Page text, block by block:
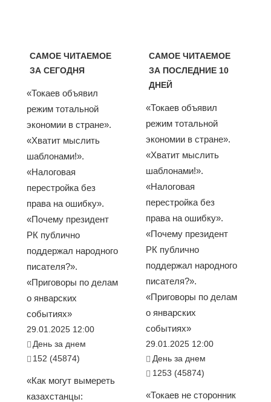
САМОЕ ЧИТАЕМОЕ
ЗА СЕГОДНЯ
«Токаев объявил
режим тотальной
экономии в стране».
«Хватит мыслить
шаблонами!».
«Налоговая
перестройка без
права на ошибку».
«Почему президент
РК публично
поддержал народного
писателя?».
«Приговоры по делам
о январских
событиях»
29.01.2025 12:00
День за днем
152 (45874)
«Как могут вымереть
казахстанцы:
САМОЕ ЧИТАЕМОЕ
ЗА ПОСЛЕДНИЕ 10
ДНЕЙ
«Токаев объявил
режим тотальной
экономии в стране».
«Хватит мыслить
шаблонами!».
«Налоговая
перестройка без
права на ошибку».
«Почему президент
РК публично
поддержал народного
писателя?».
«Приговоры по делам
о январских
событиях»
29.01.2025 12:00
День за днем
1253 (45874)
«Токаев не сторонник